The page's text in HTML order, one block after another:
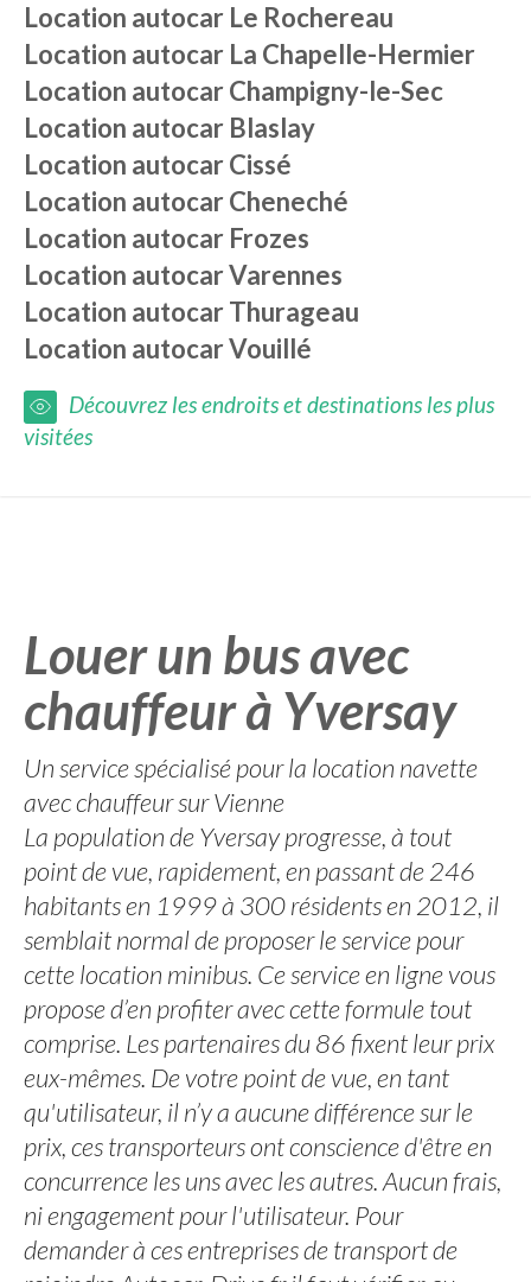
Location autocar Le Rochereau
Location autocar La Chapelle-Hermier
Location autocarChampigny-le-Sec
Location autocar Blaslay
Location autocarCissé
Location autocarCheneché
Location autocar Frozes
Location autocarVarennes
Location autocarThurageau
Location autocarVouillé
Découvrez les endroits et destinations les plus
visitées
Louer un bus avec
chauffeur à Yversay
Un service spécialisé pour la location navette
avec chauffeur sur Vienne
La population de Yversay progresse, à tout
point de vue, rapidement, en passant de 246
habitants en 1999 à 300 résidents en 2012, il
semblait normal de proposer le service pour
cette location minibus. Ce service en ligne vous
propose d’en profiter avec cette formule tout
comprise. Les partenaires du 86 fixent leur prix
eux-mêmes. De votre point de vue, en tant
qu'utilisateur, il n’y a aucune différence sur le
prix, ces transporteurs ont conscience d'être en
concurrence les uns avec les autres. Aucun frais,
ni engagement pour l'utilisateur. Pour
demander à ces entreprises de transport de